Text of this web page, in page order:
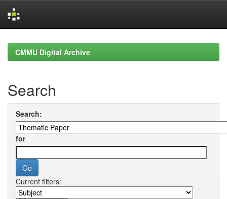
navigationCMMU Digital Archive
Search
Search:
for
Current filters: